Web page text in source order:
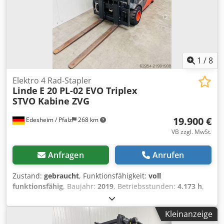
Stand des Einstelldatums abgelesen Zwischenverkauf,
Änderungen und Irrtümer vorbehalten Seitenschieber,
Zinkenverstellgerät, Stabau Zinkenverstellgerät mit sep.
Seitenschieber Bj.2021 3. Ventil, 4. Ventil,
Arbeitsscheinwerfer hinten, Arbeitsscheinwerfer vorn,
Dachabdeckung, Heizung, STVZO, Vollkabine, Vollfreihub,
Safety Light, Sitzheizung,
1 /8
Edesheim / Pfalz 268 km
Elektro 4 Rad-Stapler
Linde E 20 PL-02 EVO Triplex
STVO Kabine ZVG
19.900 €
VB zzgl. MwSt.
Anfragen Anrufen
Zustand: gebraucht, Funktionsfähigkeit: voll
funktionsfähig, Baujahr: 2019, Betriebsstunden: 4.173 h,
, Hubhöhe:4.625 mm
mm, Kraftstofftyp:elektrisch, Masttyp:Triplex, Bauhöhe:
, Gabelträgerbreite:980 mm , Gabellänge:1.200
Kleinanzeige